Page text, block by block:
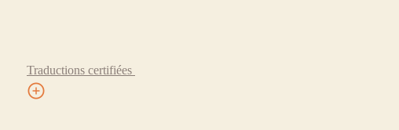
Traductions certifiées